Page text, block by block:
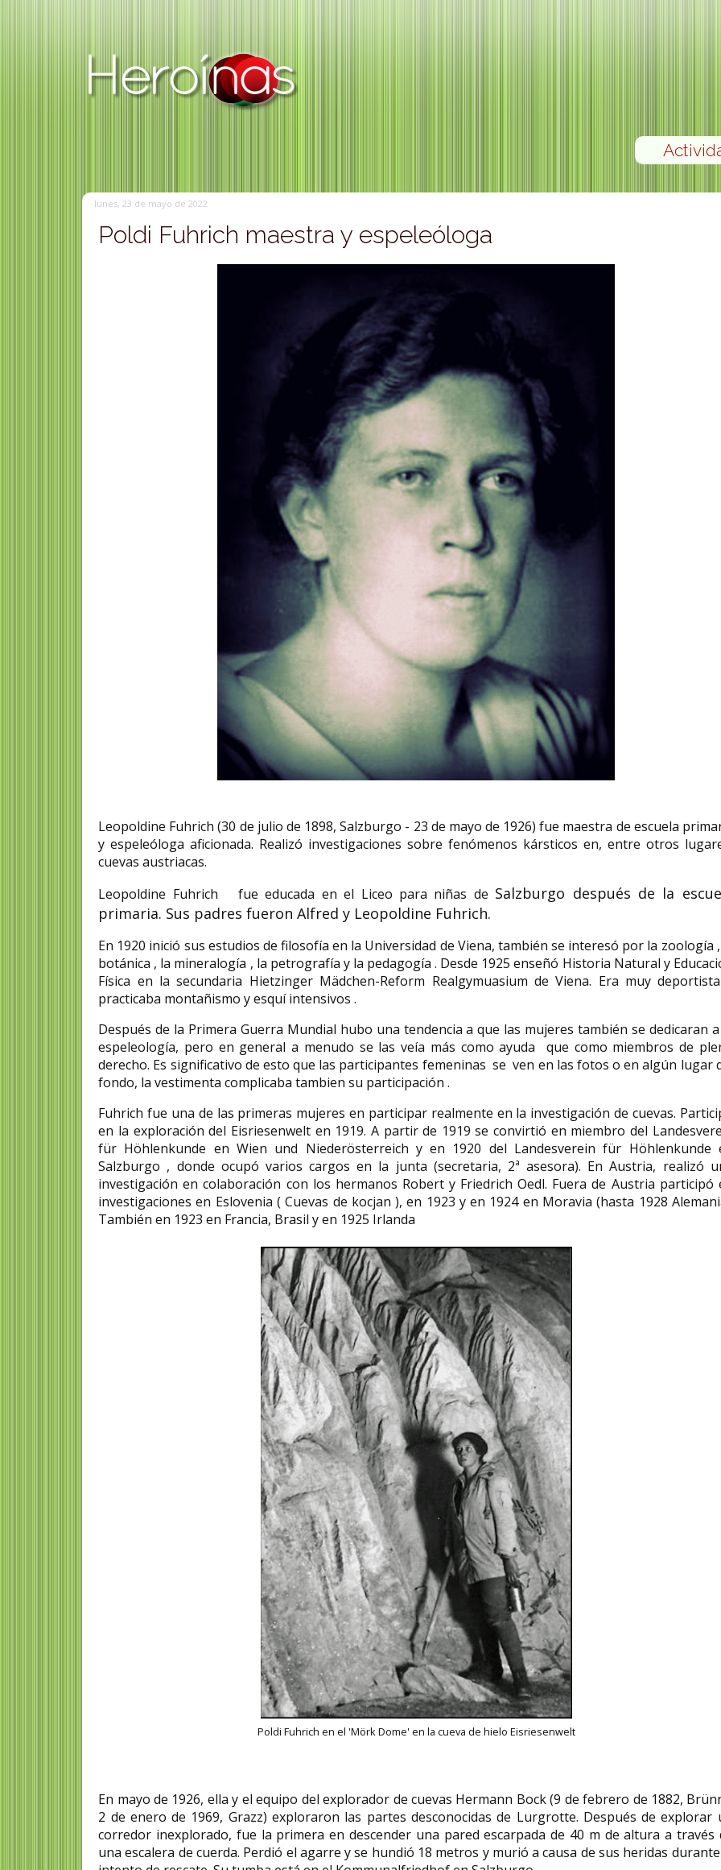
lunes, 23 de mayo de 2022
Poldi Fuhrich maestra y espeleóloga
Leopoldine Fuhrich (30 de julio de 1898, Salzburgo - 23 de mayo de 1926) fue maestra de escuela
y espeleóloga aficionada. Realizó investigaciones sobre fenómenos kársticos en, entre otros
cuevas austriacas.
Leopoldine Fuhrich fue educada en el Liceo para niñas de Salzburgo después de la
primaria. Sus padres fueron Alfred y Leopoldine Fuhrich.
En 1920 inició sus estudios de filosofía en la Universidad de Viena, también se interesó por la zoología
botánica , la mineralogía , la petrografía y la pedagogía . Desde 1925 enseñó Historia Natural y
Física en la secundaria Hietzinger Mädchen-Reform Realgymuasium de Viena. Era muy
practicaba montañismo y esquí intensivos .
Después de la Primera Guerra Mundial hubo una tendencia a que las mujeres también se dedicaran
espeleología, pero en general a menudo se las veía más como ayuda que como miembros de
derecho. Es significativo de esto que las participantes femeninas se ven en las fotos o en algún lugar
fondo, la vestimenta complicaba tambien su participación .
Fuhrich fue una de las primeras mujeres en participar realmente en la investigación de cuevas.
en la exploración del Eisriesenwelt en 1919. A partir de 1919 se convirtió en miembro del
für Höhlenkunde en Wien und Niederösterreich y en 1920 del Landesverein für Höhlenkunde
Salzburgo , donde ocupó varios cargos en la junta (secretaria, 2ª asesora). En Austria, realizó
investigación en colaboración con los hermanos Robert y Friedrich Oedl. Fuera de Austria participó
investigaciones en Eslovenia ( Cuevas de kocjan ), en 1923 y en 1924 en Moravia (hasta 1928
También en 1923 en Francia, Brasil y en 1925 Irlanda
Poldi Fuhrich en el 'Mörk Dome' en la cueva de hielo Eisriesenwelt
En mayo de 1926, ella y el equipo del explorador de cuevas Hermann Bock (9 de febrero de 1882,
2 de enero de 1969, Grazz) exploraron las partes desconocidas de Lurgrotte. Después de explorar
corredor inexplorado, fue la primera en descender una pared escarpada de 40 m de altura a través
una escalera de cuerda. Perdió el agarre y se hundió 18 metros y murió a causa de sus heridas
escritora mexicana
Rosaura Revueltas Sánchez (6 de
escritora
Freya Madeleine